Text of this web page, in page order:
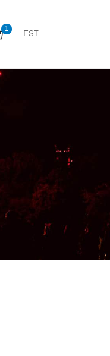
1
EST